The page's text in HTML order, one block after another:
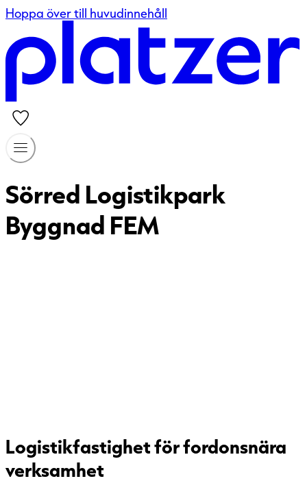
Hoppa över till huvudinnehåll
Sörred Logistikpark
Byggnad FEM
Logistikfastighet för fordonsnära
verksamhet